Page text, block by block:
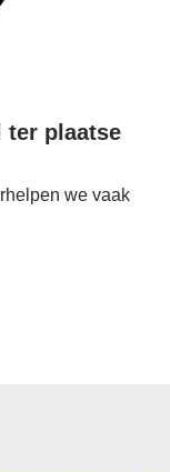
ter plaatse
we vaak